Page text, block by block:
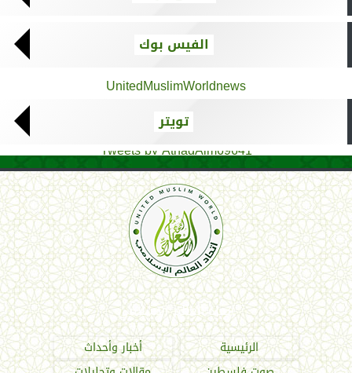
الفيس بوك
UnitedMuslimWorldnews
تويتر
Tweets by AthadAlm69641
اتحاد العالم الإسلامي
الرئيسية
أخبار وأحداث